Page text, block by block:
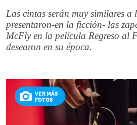
Las cintas serán muy similares a
presentaron-en la ficción- las
McFly en la película Regreso al
desearon en su época.
VER MÁS
FOTOS